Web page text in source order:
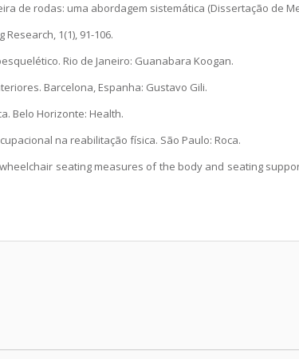
de rodas: uma abordagem sistemática (Dissertação de
1(1), 91-106.
Rio de Janeiro: Guanabara Koogan.
Barcelona, Espanha: Gustavo Gili.
Belo Horizonte: Health.
na reabilitação física. São Paulo: Roca.
seating measures of the body and seating